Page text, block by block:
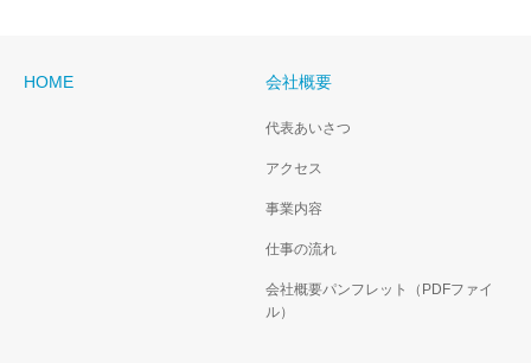
Ｏ様邸 Ｔ様邸
HOME 会社概要
代表あいさつ
アクセス
事業内容
仕事の流れ
会社概要パンフレット（PDFファイ
ル）